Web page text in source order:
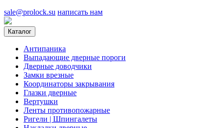
sale@prolock.su написать нам
Каталог
Антипаника
Выпадающие дверные пороги
Дверные доводчики
Замки врезные
Координаторы закрывания
Глазки дверные
Вертушки
Ленты противопожарные
Ригели | Шпингалеты